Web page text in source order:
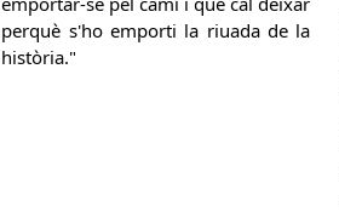
perquè s'ho emporti la riuada de la
història."